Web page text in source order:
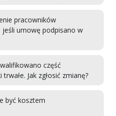
pracowników
umowę podpisano w
część
Jak zgłosić zmianę?
być kosztem